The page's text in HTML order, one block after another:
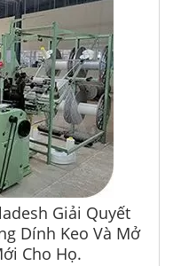
Giải Quyết
Dính Keo Và Mở
Cho Họ.